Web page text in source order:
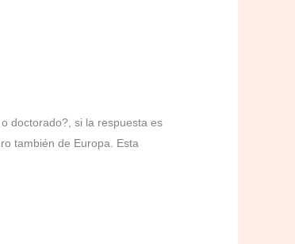
doctorado?, si la respuesta es
también de Europa. Esta